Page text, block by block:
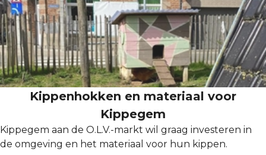
Kippenhokken en materiaal voor
Kippegem
Kippegem aan de O.L.V.-markt wil graag investeren in
de omgeving en het materiaal voor hun kippen.